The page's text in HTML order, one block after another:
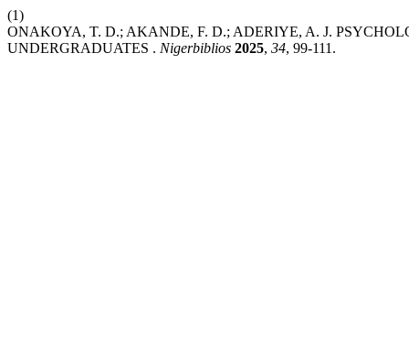
(1)
ONAKOYA, T. D.; AKANDE, F. D.; ADERIYE, A. J.
UNDERGRADUATES . Nigerbiblios 2025, 34, 99-111.